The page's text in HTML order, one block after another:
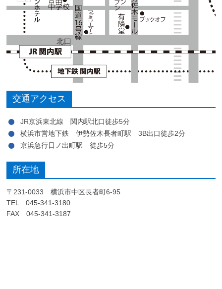
交通アクセス
JR京浜東北線 関内駅北口徒歩5分
横浜市営地下鉄 伊勢佐木長者町駅 3B出口徒歩2分
京浜急行日ノ出町駅 徒歩5分
所在地
〒231-0033 横浜市中区長者町6-95
TEL 045-341-3180
FAX 045-341-3187